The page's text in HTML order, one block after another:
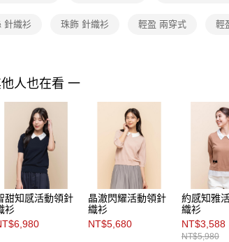
針織衫 珠飾 針織衫 輕盈 兩穿式 輕
人也在看 一
甜知感活動領針
衫
晶澈閃耀活動領針
織衫
NT$5,680
約感知雅
織衫
NT$3,588
NT$5,980